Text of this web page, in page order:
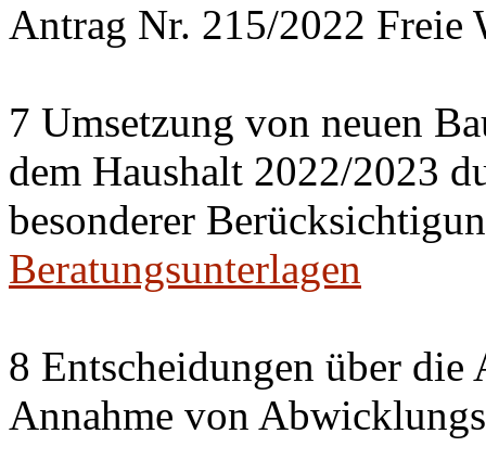
Antrag Nr. 215/2022 Freie
7 Umsetzung von neuen
dem Haushalt 2022/2023
besonderer
Beratungsunterlagen
8 Entscheidungen über
Annahme von